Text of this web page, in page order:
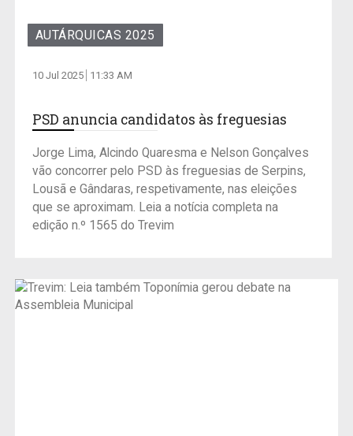
AUTÁRQUICAS 2025
10 Jul 2025 11:33 AM
PSD anuncia candidatos às freguesias
Jorge Lima, Alcindo Quaresma e Nelson Gonçalves
vão concorrer pelo PSD às freguesias de Serpins,
Lousã e Gândaras, respetivamente, nas eleições
que se aproximam. Leia a notícia completa na
edição n.º 1565 do Trevim